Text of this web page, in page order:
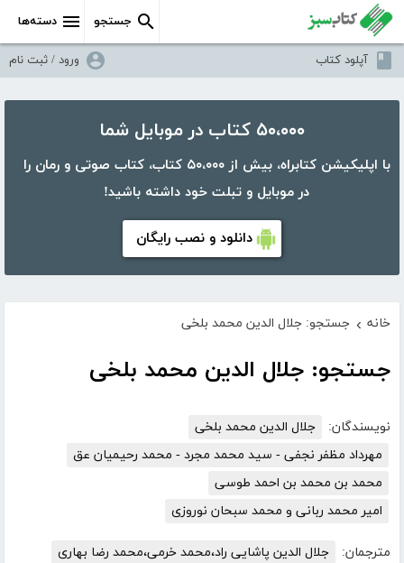
دسته‌ها جستجو
آپلود کتاب ورود / ثبت نام
۵۰،۰۰۰ کتاب در موبایل شما
با اپلیکیشن کتابراه، بیش از ۵۰،۰۰۰ کتاب، کتاب صوتی و رمان را
در موبایل و تبلت خود داشته باشید!
دانلود و نصب رایگان
خانه › جستجو: جلال الدین محمد بلخی
جستجو: جلال الدین محمد بلخی
نویسندگان:
جلال الدین محمد بلخی
مهرداد مظفر نجفی - سید محمد مجرد - محمد رحیمیان عق
محمد بن محمد بن احمد طوسی
امیر محمد ربانی و محمد سبحان نوروزی
مترجمان:
جلال الدین پاشایی راد،محمد خرمی،محمد رضا بهاری